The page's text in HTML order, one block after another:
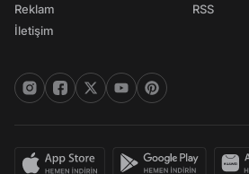
Reklam
İletişim
RSS